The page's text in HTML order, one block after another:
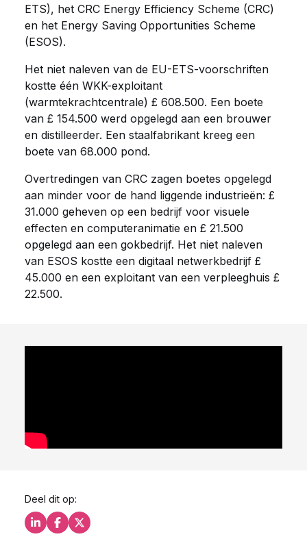
ETS), het CRC Energy Efficiency Scheme (CRC)
en het Energy Saving Opportunities Scheme
(ESOS).
Het niet naleven van de EU-ETS-voorschriften
kostte één WKK-exploitant
(warmtekrachtcentrale) £ 608.500. Een boete
van £ 154.500 werd opgelegd aan een brouwer
en distilleerder. Een staalfabrikant kreeg een
boete van 68.000 pond.
Overtredingen van CRC zagen boetes opgelegd
aan minder voor de hand liggende industrieën: £
31.000 geheven op een bedrijf voor visuele
effecten en computeranimatie en £ 21.500
opgelegd aan een gokbedrijf. Het niet naleven
van ESOS kostte een digitaal netwerkbedrijf £
45.000 en een exploitant van een verpleeghuis £
22.500.
Deel dit op:
Deel dit op LinkedIn
Deel dit op Facebook
Deel dit op X